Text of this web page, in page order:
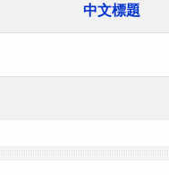
中文標題